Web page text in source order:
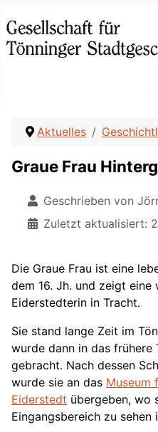
Aktuelles
Graue Frau
Geschrieben von
Zuletzt aktualisiert:
Die Graue Frau ist eine
dem 16. Jh. und zeigt
Eiderstedterin in Tracht.
Sie stand lange Zeit im
wurde dann in das frühere
gebracht. Nach dessen
wurde sie an das Museum
Eiderstedt übergeben, wo
Eingangsbereich zu sehen